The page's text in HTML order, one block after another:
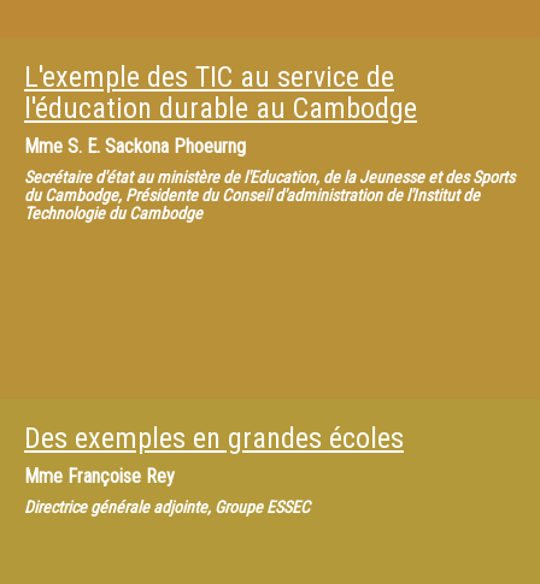
L'exemple des TIC au service de
l'éducation durable au Cambodge
Mme S. E. Sackona Phoeurng
Secrétaire d'état au ministère de l'Education, de la Jeunesse et des Sports
du Cambodge, Présidente du Conseil d'administration de l'Institut de
Technologie du Cambodge
Des exemples en grandes écoles
Mme Françoise Rey
Directrice générale adjointe, Groupe ESSEC